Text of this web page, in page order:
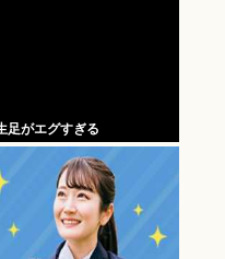
足がエグすぎる